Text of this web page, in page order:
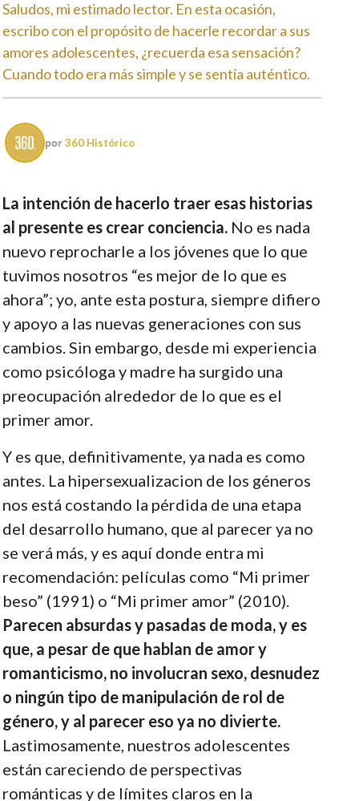
Saludos, mi estimado lector. En esta ocasión,
escribo con el propósito de hacerle recordar a sus
amores adolescentes, ¿recuerda esa sensación?
Cuando todo era más simple y se sentía auténtico.
por360 Histórico
La intención de hacerlo traer esas historias
al presente es crear conciencia.No es nada
nuevo reprocharle a los jóvenes que lo que
tuvimos nosotros “es mejor de lo que es
ahora”; yo, ante esta postura, siempre difiero
y apoyo a las nuevas generaciones con sus
cambios. Sin embargo, desde mi experiencia
como psicóloga y madre ha surgido una
preocupación alrededor de lo que es el
primer amor.
Y es que, definitivamente, ya nada es como
antes. La hipersexualizacion de los géneros
nos está costando la pérdida de una etapa
del desarrollo humano, que al parecer ya no
se verá más, y es aquí donde entra mi
recomendación: películas como “Mi primer
beso” (1991) o “Mi primer amor” (2010).
Parecen absurdas y pasadas de moda, y es
que, a pesar de que hablan de amor y
romanticismo, no involucran sexo, desnudez
o ningún tipo de manipulación de rol de
género, y al parecer eso ya no divierte.
Lastimosamente, nuestros adolescentes
están careciendo de perspectivas
románticas y de límites claros en la